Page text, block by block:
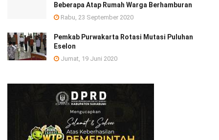
Beberapa Atap Rumah Warga Berhamburan
Rabu, 23 September 2020
Pemkab Purwakarta Rotasi Mutasi Puluhan
Eselon
Jumat, 19 Juni 2020